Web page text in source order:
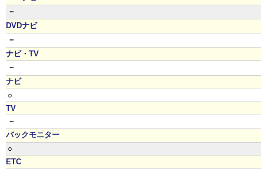
－
DVDナビ
－
ナビ・TV
－
ナビ
○
TV
－
バックモニター
○
ETC